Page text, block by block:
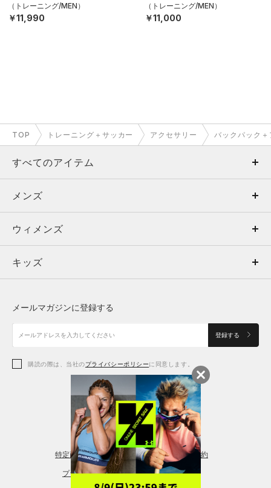
（トレーニング/MEN）
￥11,990
（トレーニング/MEN）
￥11,000
TOP トレーニング＋サッカー アクセサリー バックパック
すべてのアイテム
メンズ
ウィメンズ
キッズ
アクセサリー
メンズ
トップス
ボトムス
アクセサリー
ウィメンズ
トップス
シューズ
アクセサリー
レギンス＆タイツ
キッズ
シューズ
メールマガジンに登録する
登録する
購読の際は、当社のプライバシーポリシーに同意します。
特定商取引法に基づく通販の表記 会員規約
プライバシーポリシー